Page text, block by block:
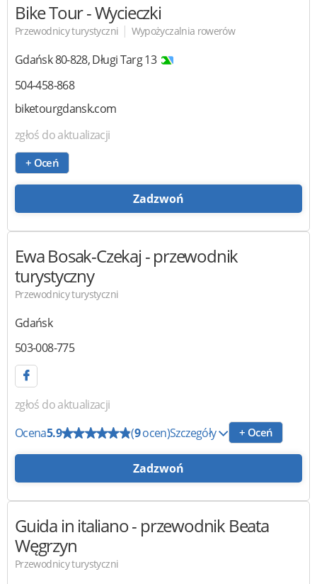
Bike Tour- Wycieczki
Przewodnicy turystyczni | Wypożyczalnia rowerów
Gdańsk80-828,Długi Targ 13
504-458-868
biketourgdansk.com
zgłoś do aktualizacji
+ Oceń
Zadzwoń
Ewa Bosak-Czekaj- przewodnik
turystyczny
Przewodnicy turystyczni
Gdańsk
503-008-775
zgłoś do aktualizacji
Ocena5.9 (9ocen)Szczegóły + Oceń
Zadzwoń
Guida in italiano- przewodnik Beata
Węgrzyn
Przewodnicy turystyczni